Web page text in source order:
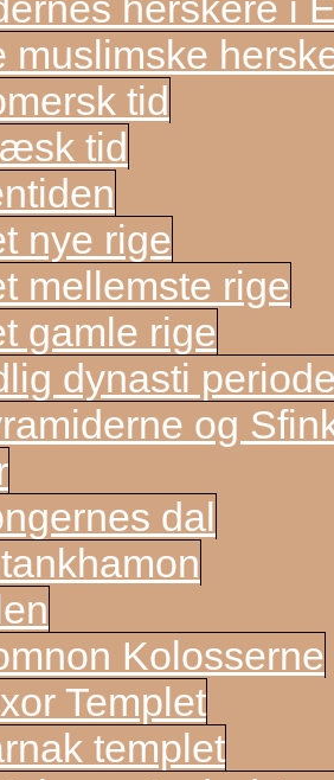
muslimske
tid
tid
nye rige
mellemste rige
gamle rige
dynasti
og
dal
Kolosserne
Templet
templet